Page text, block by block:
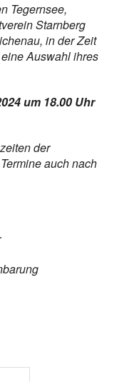
Tegernsee,
Starnberg
in der Zeit
Auswahl ihres
um 18.00 Uhr
der
auch nach